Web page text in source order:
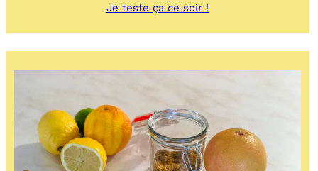
Je teste ça ce soir !
d’ail